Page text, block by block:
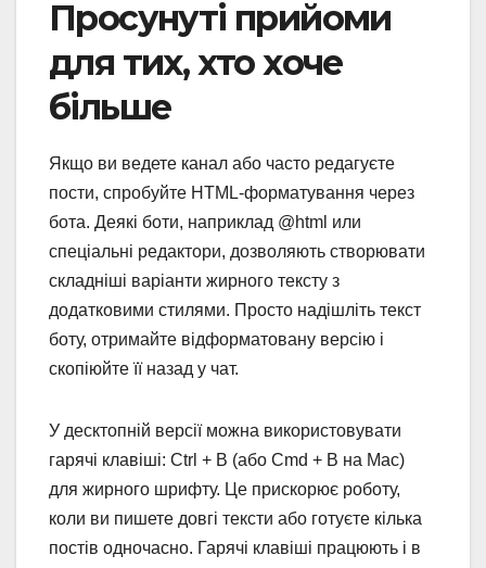
Просунуті прийоми
для тих, хто хоче
більше
Якщо ви ведете канал або часто редагуєте
пости, спробуйте HTML-форматування через
бота. Деякі боти, наприклад @html или
спеціальні редактори, дозволяють створювати
складніші варіанти жирного тексту з
додатковими стилями. Просто надішліть текст
боту, отримайте відформатовану версію і
скопіюйте її назад у чат.
У десктопній версії можна використовувати
гарячі клавіші: Ctrl + B (або Cmd + B на Mac)
для жирного шрифту. Це прискорює роботу,
коли ви пишете довгі тексти або готуєте кілька
постів одночасно. Гарячі клавіші працюють і в